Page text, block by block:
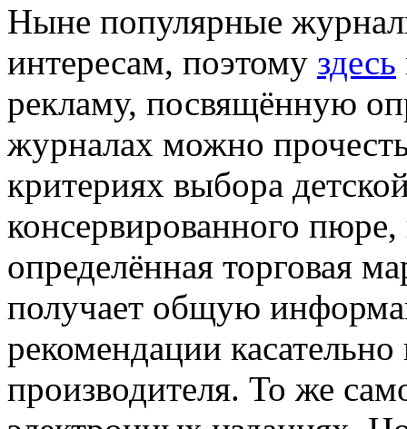
Ныне популярные
интересам, поэтому здесь
рекламу, посвящённую
журналах можно
критериях выбора
консервированного
определённая торговая
получает общую
рекомендации касательно
производителя. То же